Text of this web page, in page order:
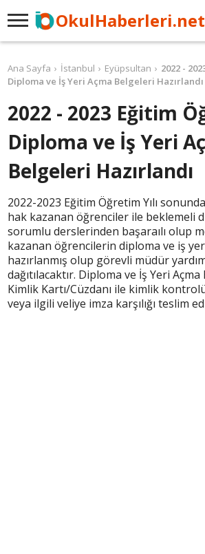
OkulHaberleri.net
Ana Sayfa İstanbul Eyüpsultan
2022 -
Diploma ve İş Yeri Açma Belgeleri Hazırlandı
2022 - 2023 Eğitim
Diploma ve İş Yeri
Belgeleri Hazırlandı
2022-2023 Eğitim Öğretim Yılı
hak kazanan öğrenciler ile beklemeli
sorumlu derslerinden başaraılı olup
kazanan öğrencilerin diploma ve iş
hazırlanmış olup görevli müdür
dağıtılacaktır. Diploma ve İş Yeri
Kimlik Kartı/Cüzdanı ile kimlik
veya ilgili veliye imza karşılığı teslim